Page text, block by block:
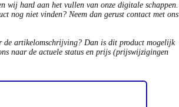
wij hard aan het vullen van onze digitale schappen.
nog niet vinden? Neem dan gerust contact met ons
de artikelomschrijving? Dan is dit product mogelijk
naar de actuele status en prijs (prijswijzigingen